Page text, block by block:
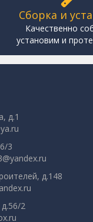
Сборка и
Качественно
установим и
д.1
3
д.148
2